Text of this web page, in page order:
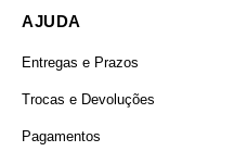
AJUDA
Entregas e Prazos
Trocas e Devoluções
Pagamentos